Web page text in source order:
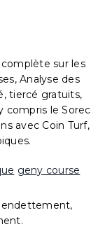
sur les
Analyse des
tiercé gratuits,
compris le Sorec
avec Coin Turf,
geny course
endettement,